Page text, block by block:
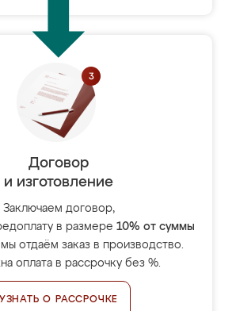
Договор
и изготовление
Заключаем договор,
в размере 10% от суммы
отдаём заказ в производство.
оплата в рассрочку без %.
УЗНАТЬ О РАССРОЧКЕ